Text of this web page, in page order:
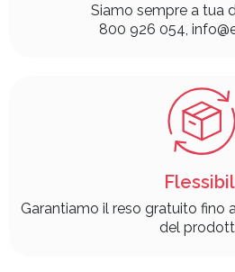
Siamo sempre a tua
800 926 054,
Garantiamo il reso gratuito fino
del